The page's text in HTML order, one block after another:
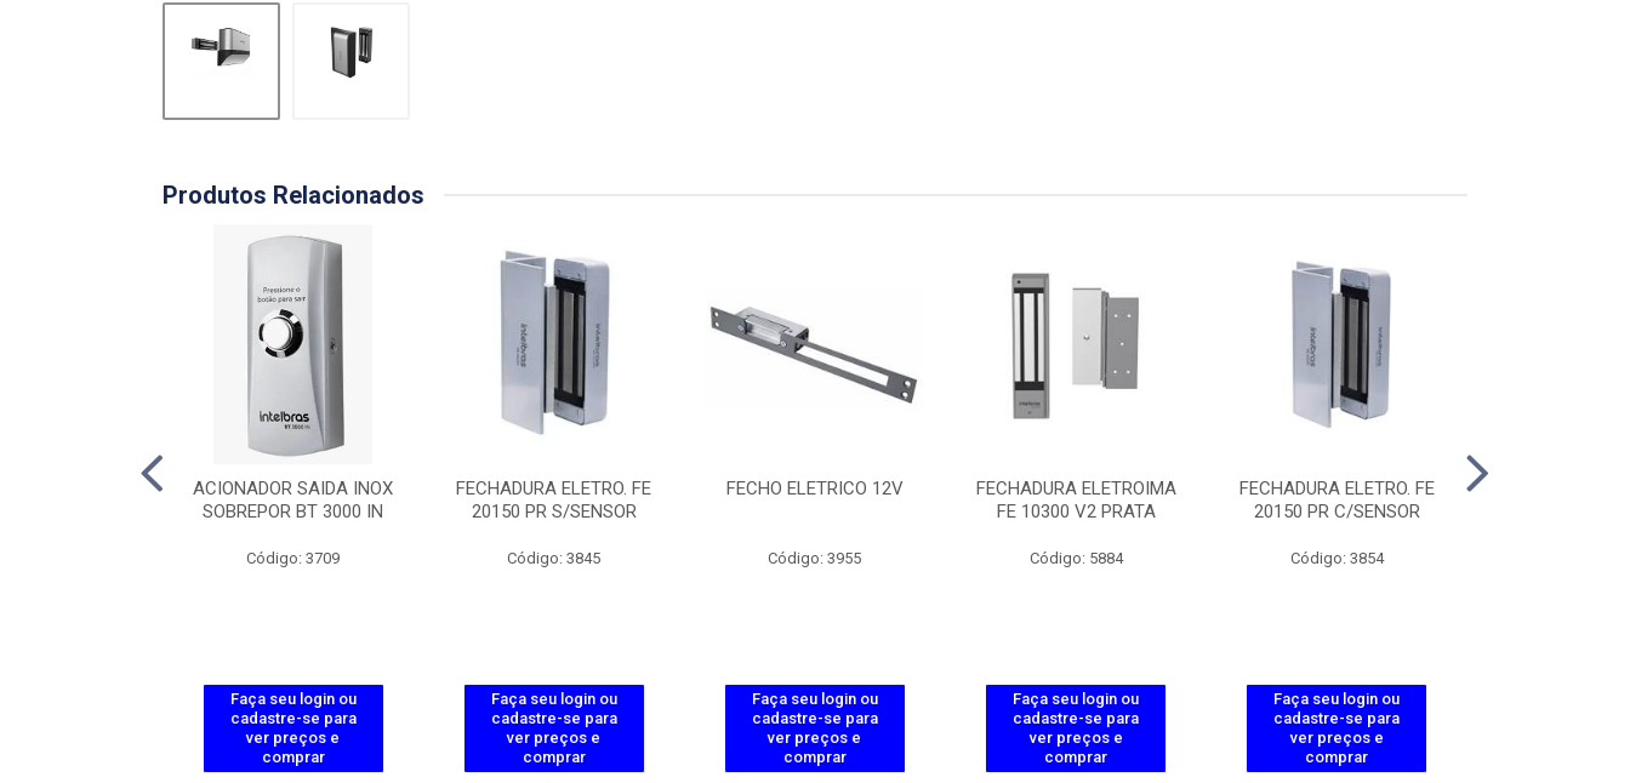
Produtos Relacionados
ACIONADOR SAIDA INOX
SOBREPOR BT 3000 IN
Código: 3709
Faça seu login ou
cadastre-se para
ver preços e
comprar
FECHADURA ELETRO. FE
20150 PR S/SENSOR
Código: 3845
Faça seu login ou
cadastre-se para
ver preços e
comprar
FECHO ELETRICO 12V
Código: 3955
Faça seu login ou
cadastre-se para
ver preços e
comprar
FECHADURA ELETROIMA
FE 10300 V2 PRATA
Código: 5884
Faça seu login ou
cadastre-se para
ver preços e
comprar
FECHADURA ELETRO. FE
20150 PR C/SENSOR
Código: 3854
Faça seu login ou
cadastre-se para
ver preços e
comprar